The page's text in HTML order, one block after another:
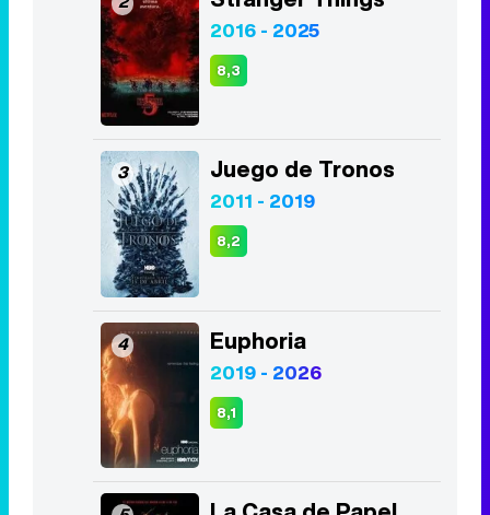
3 Juego de Tronos
2011 - 2019
8,2
4 Euphoria
2019 - 2026
8,1
5 La Casa de Papel
2017 - 2021
8,5